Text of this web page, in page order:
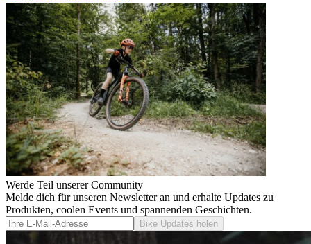
Werde Teil unserer Community
Melde dich für unseren Newsletter an und erhalte Updates zu
Produkten, coolen Events und spannenden Geschichten.
Bike Updates holen